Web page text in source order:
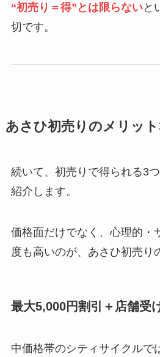
“初売り＝得”とは限らないと
切です。
あさひ初売りのメリッ
続いて、初売りで得られる3
紹介します。
価格面だけでなく、心理的・
度も高いのが、あさひ初売り
最大5,000円割引＋店舗受
中価格帯のシティサイクルで